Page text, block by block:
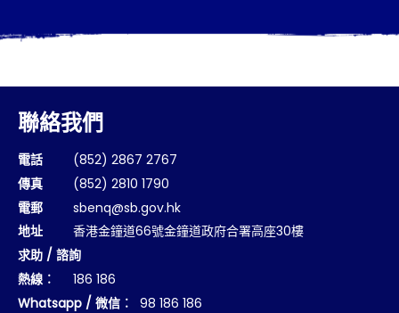
聯絡我們
電話
(852) 2867 2767
傳真
(852) 2810 1790
電郵
sbenq@sb.gov.hk
地址
香港金鐘道66號金鐘道政府合署高座30樓
求助 / 諮詢
熱線︰
186 186
Whatsapp / 微信︰ 98 186 186